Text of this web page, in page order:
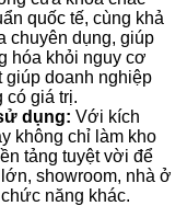
quốc tế, cùng khả
chuyên dụng, giúp
hóa khỏi nguy cơ
giúp doanh nghiệp
có giá trị.
dụng: Với kích
không chỉ làm kho
tảng tuyệt vời để
showroom, nhà ở
năng khác.